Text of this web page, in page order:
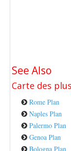
See Also
Carte des
Rome Plan
Naples Plan
Palermo Plan
Genoa Plan
Bologna Plan